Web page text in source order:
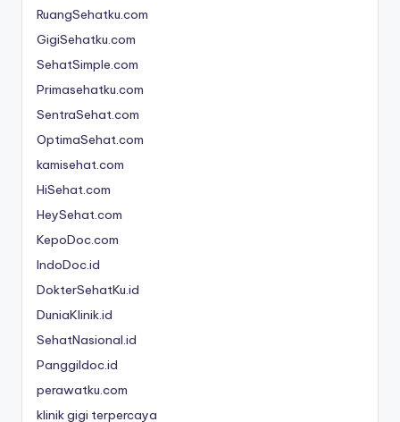
n
e
si
a
C
e
ri
a
RuangSehatku.com
GigiSehatku.com
SehatSimple.com
Primasehatku.com
SentraSehat.com
OptimaSehat.com
kamisehat.com
HiSehat.com
HeySehat.com
KepoDoc.com
IndoDoc.id
DokterSehatKu.id
DuniaKlinik.id
SehatNasional.id
Panggildoc.id
perawatku.com
klinik gigi terpercaya